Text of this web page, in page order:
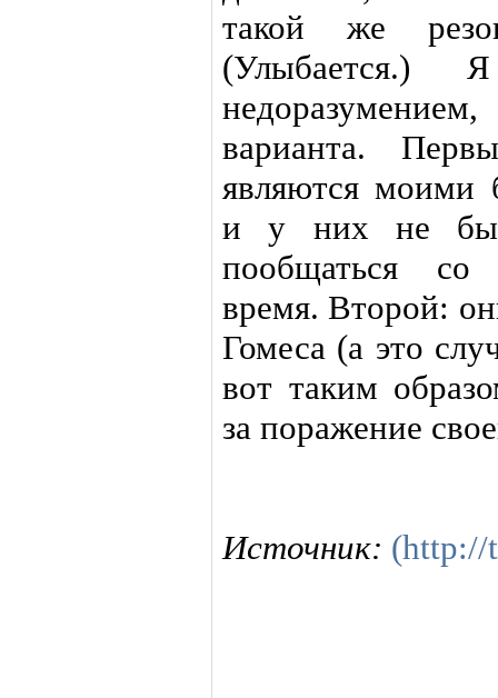
такой же
варианта.
являются моими
и у них не
пообщаться со
время. Второй:
Гомеса (а это
вот таким
за поражение
Источник: (http://